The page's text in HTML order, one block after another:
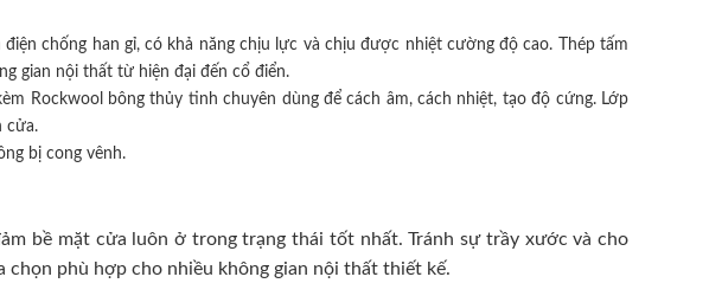
chống han gỉ, có khả năng chịu lực và chịu được nhiệt cường độ cao. Thép tấm
gian nội thất từ hiện đại đến cổ điển.
Rockwool bông thủy tinh chuyên dùng để cách âm, cách nhiệt, tạo độ cứng. Lớp
cửa.
bị cong vênh.
bề mặt cửa luôn ở trong trạng thái tốt nhất. Tránh sự trầy xước và cho
phù hợp cho nhiều không gian nội thất thiết kế.